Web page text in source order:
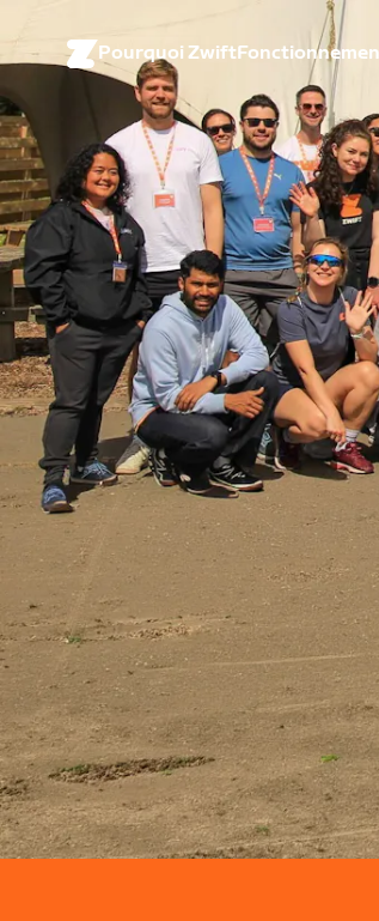
Pourquoi Zwift